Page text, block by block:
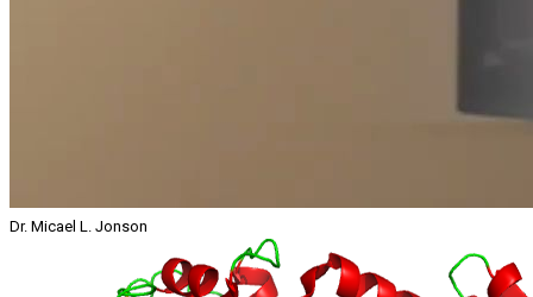
Dr. Micael L. Jonson